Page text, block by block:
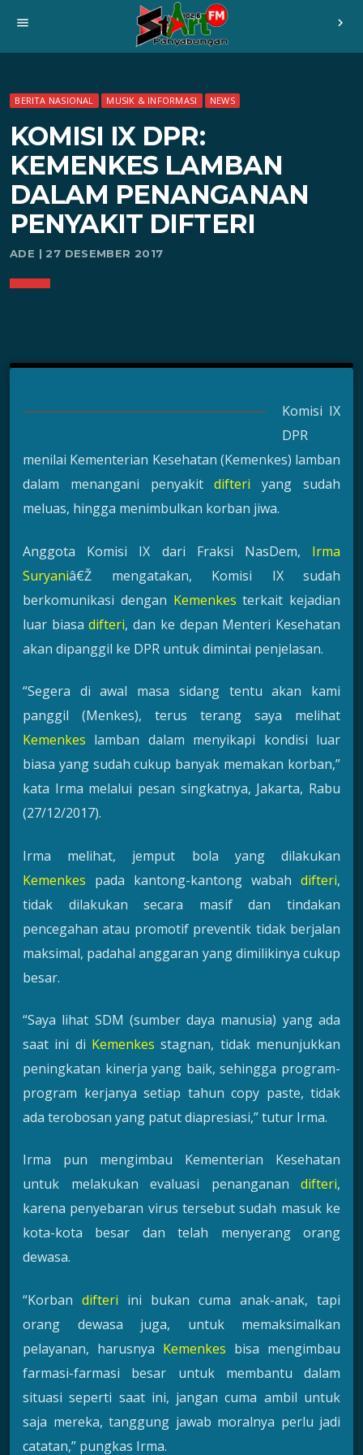
menu chevron_right
BERITA NASIONAL MUSIK & INFORMASI NEWS
KOMISI IX DPR:
KEMENKES LAMBAN
DALAM PENANGANAN
PENYAKIT DIFTERI
ADE | 27 DESEMBER 2017
Komisi IX
DPR
menilai Kementerian Kesehatan (Kemenkes) lamban
dalam menangani penyakitdifteri yang sudah
meluas, hingga menimbulkan korban jiwa.
Anggota Komisi IX dari Fraksi NasDem, Irma
Suryaniâ€Ž mengatakan, Komisi IX sudah
berkomunikasi dengan Kemenkes terkait kejadian
luar biasadifteri, dan ke depan Menteri Kesehatan
akan dipanggil ke DPR untuk dimintai penjelasan.
“Segera di awal masa sidang tentu akan kami
panggil (Menkes), terus terang saya melihat
Kemenkes lamban dalam menyikapi kondisi luar
biasa yang sudah cukup banyak memakan korban,”
kata Irma melalui pesan singkatnya, Jakarta, Rabu
(27/12/2017).
Irma melihat, jemput bola yang dilakukan
Kemenkes pada kantong-kantong wabah difteri,
tidak dilakukan secara masif dan tindakan
pencegahan atau promotif preventik tidak berjalan
maksimal, padahal anggaran yang dimilikinya cukup
besar.
“Saya lihat SDM (sumber daya manusia) yang ada
saat ini di Kemenkes stagnan, tidak menunjukkan
peningkatan kinerja yang baik, sehingga program-
program kerjanya setiap tahun copy paste, tidak
ada terobosan yang patut diapresiasi,” tutur Irma.
Irma pun mengimbau Kementerian Kesehatan
untuk melakukan evaluasi penanganan difteri,
karena penyebaran virus tersebut sudah masuk ke
kota-kota besar dan telah menyerang orang
dewasa.
“Korban difteri ini bukan cuma anak-anak, tapi
orang dewasa juga, untuk memaksimalkan
pelayanan, harusnya Kemenkes bisa mengimbau
farmasi-farmasi besar untuk membantu dalam
situasi seperti saat ini, jangan cuma ambil untuk
saja mereka, tanggung jawab moralnya perlu jadi
catatan,” pungkas Irma.